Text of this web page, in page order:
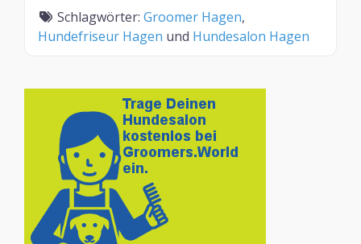
Schlagwörter: Groomer Hagen,
Hundefriseur Hagen und Hundesalon Hagen